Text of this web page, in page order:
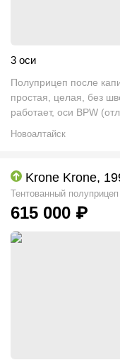
3 оси
Полуприцеп после
простая, целая, без
работает, оси BPW
Новоалтайск
Krone Krone,
Тентованный полуприцеп
615 000 ₽